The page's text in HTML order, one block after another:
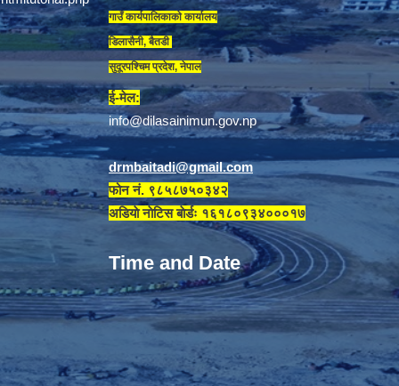
गाउँ कार्यपालिकाकाे कार्यालय
डिलासैनी, बैतडी
सुदूरपश्चिम प्रदेश, नेपाल
ई-मेल:
info@dilasainimun.gov.np
drmbaitadi@gmail.com
फोन नं. ९८५८७५०३४२
अडियाे नाेटिस बाेर्डः १६१८०९३४०००१७
Time and Date